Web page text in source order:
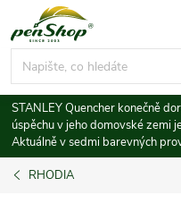
na
obsah
STANLEY Quencher konečně
úspěchu v jeho domovské zemi
Aktuálně v sedmi barevných
RHODIA